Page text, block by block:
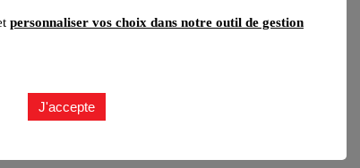
personnaliser vos choix dans notre outil de gestion
J'accepte